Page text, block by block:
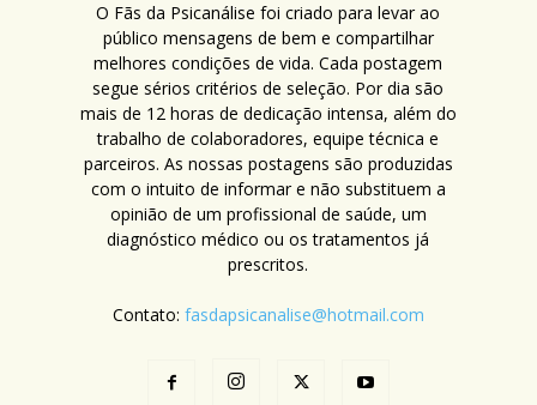
O Fãs da Psicanálise foi criado para levar ao
público mensagens de bem e compartilhar
melhores condições de vida. Cada postagem
segue sérios critérios de seleção. Por dia são
mais de 12 horas de dedicação intensa, além do
trabalho de colaboradores, equipe técnica e
parceiros. As nossas postagens são produzidas
com o intuito de informar e não substituem a
opinião de um profissional de saúde, um
diagnóstico médico ou os tratamentos já
prescritos.
Contato: fasdapsicanalise@hotmail.com